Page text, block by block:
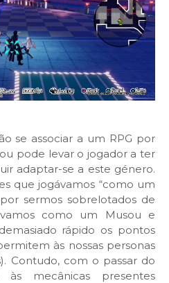
se associar a um RPG por
pode levar o jogador a ter
adaptar-se a este género.
que jogávamos “como um
sermos sobrelotados de
como um Musou e
rápido os pontos
às nossas personas
Contudo, com o passar do
mecânicas presentes